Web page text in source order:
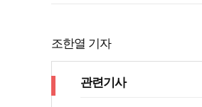
조한열 기자
관련기사